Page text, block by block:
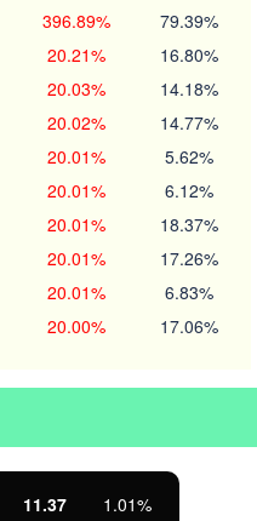
396.89% 79.39%
20.21% 16.80%
20.03% 14.18%
20.02% 14.77%
20.01% 5.62%
20.01% 6.12%
20.01% 18.37%
20.01% 17.26%
20.01% 6.83%
20.00% 17.06%
11.37 1.01%